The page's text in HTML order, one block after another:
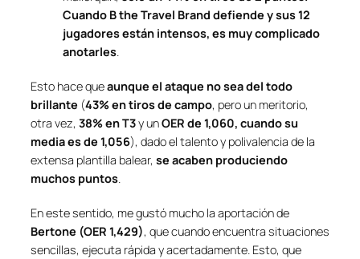
Cuando B the Travel Brand defiende y sus 12
jugadores están intensos, es muy complicado
anotarles.
Esto hace queaunque el ataque no sea del todo
brillante (43% en tiros de campo, pero un meritorio,
otra vez, 38% en T3y unOER de 1,060, cuando su
media es de 1,056), dado el talento y polivalencia de la
extensa plantilla balear, se acaben produciendo
muchos puntos.
En este sentido, me gustó mucho la aportación de
Bertone (OER 1,429), que cuando encuentra situaciones
sencillas, ejecuta rápida y acertadamente. Esto, que